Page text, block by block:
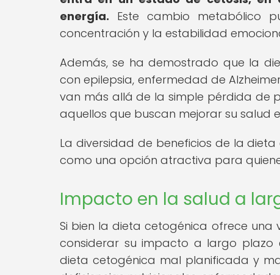
energía. Este cambio metabólico
concentración y la estabilidad
Además, se ha demostrado que la
con epilepsia, enfermedad de
van más allá de la simple pérdida de
aquellos que buscan mejorar su salud
La diversidad de beneficios de la
como una opción atractiva para
Impacto en la salud a
Si bien la dieta cetogénica ofrece
considerar su impacto a largo plazo
dieta cetogénica mal planificada y